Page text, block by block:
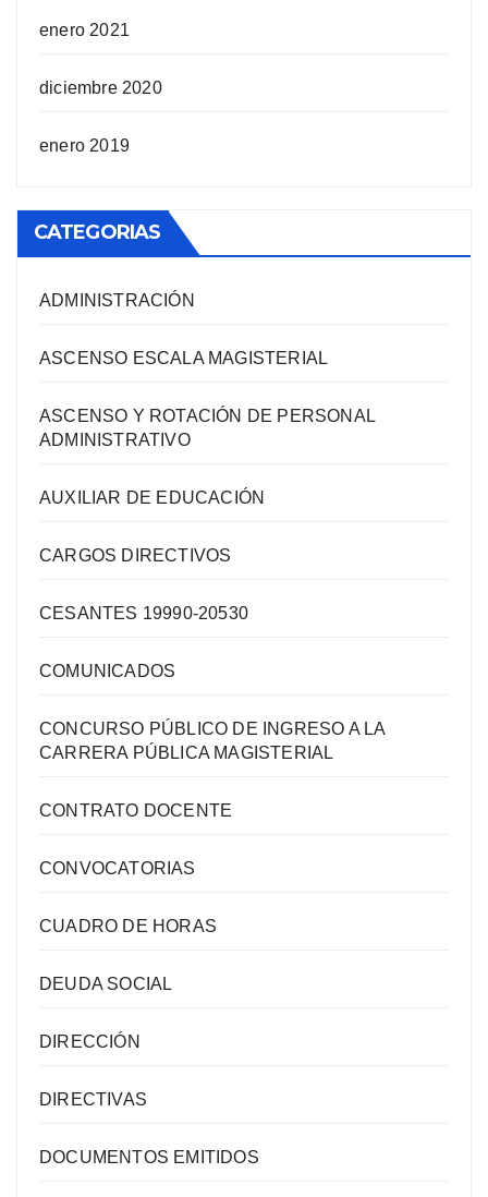
enero 2021
diciembre 2020
enero 2019
CATEGORIAS
ADMINISTRACIÓN
ASCENSO ESCALA MAGISTERIAL
ASCENSO Y ROTACIÓN DE PERSONAL
ADMINISTRATIVO
AUXILIAR DE EDUCACIÓN
CARGOS DIRECTIVOS
CESANTES 19990-20530
COMUNICADOS
CONCURSO PÚBLICO DE INGRESO A LA
CARRERA PÚBLICA MAGISTERIAL
CONTRATO DOCENTE
CONVOCATORIAS
CUADRO DE HORAS
DEUDA SOCIAL
DIRECCIÓN
DIRECTIVAS
DOCUMENTOS EMITIDOS